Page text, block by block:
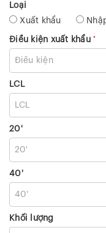
Loại
Xuất khẩu
Điều kiện xuất khẩu *
LCL
20'
40'
Khối lượng